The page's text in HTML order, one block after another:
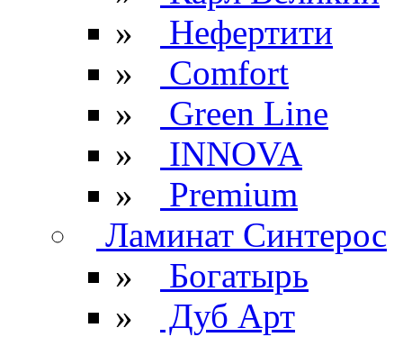
»
Нефертити
»
Comfort
»
Green Line
»
INNOVA
»
Premium
Ламинат Синтерос
»
Богатырь
»
Дуб Арт